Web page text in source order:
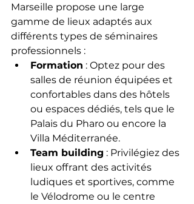
Marseille propose une large
gamme de lieux adaptés aux
différents types de séminaires
professionnels :
Formation : Optez pour des
salles de réunion équipées et
confortables dans des hôtels
ou espaces dédiés, tels que le
Palais du Pharo ou encore la
Villa Méditerranée.
Team building : Privilégiez des
lieux offrant des activités
ludiques et sportives, comme
le Vélodrome ou le centre